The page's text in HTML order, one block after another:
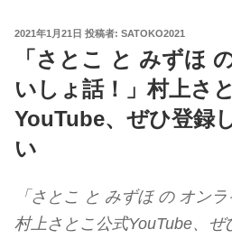
投
2021年1月21日 投稿者: SATOKO2021
「さとこ と みずほ
いしょ話！」村上さ
YouTube、ぜひ登録
い
「さとこ と みずほ の オン
村上さとこ公式YouTube、ぜ